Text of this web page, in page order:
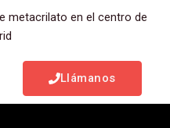
Llámanos